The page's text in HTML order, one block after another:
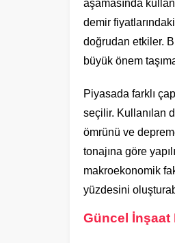
aşamasında
demir
doğrudan etkiler.
büyük önem
Piyasada farklı
seçilir. Kullanılan
ömrünü ve
tonajına göre
makroekonomik
yüzdesini
Güncel İnşaat